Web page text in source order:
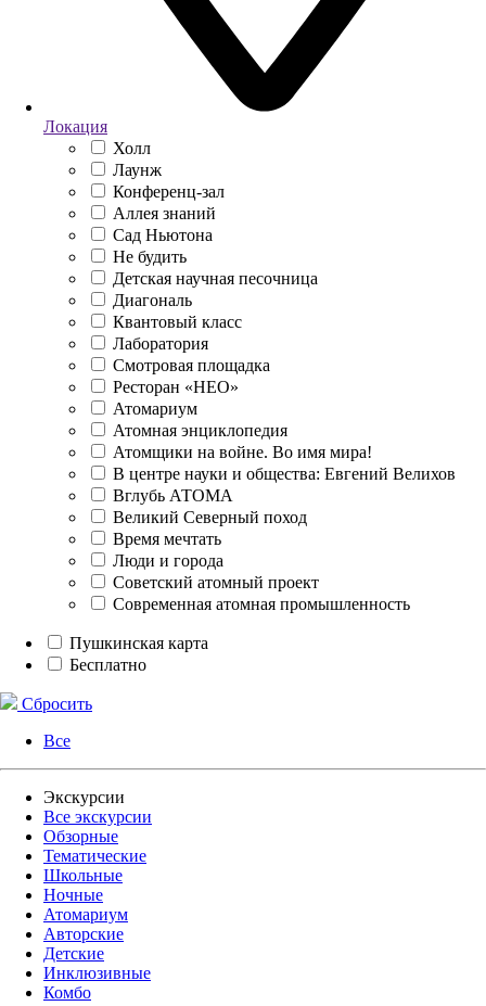
Локация
Холл
Лаунж
Конференц-зал
Аллея знаний
Сад Ньютона
Не будить
Детская научная песочница
Диагональ
Квантовый класс
Лаборатория
Смотровая площадка
Ресторан «НЕО»
Атомариум
Атомная энциклопедия
Атомщики на войне. Во имя мира!
В центре науки и общества: Евгений Велихов
Вглубь АТОМА
Великий Северный поход
Время мечтать
Люди и города
Советский атомный проект
Современная атомная промышленность
Пушкинская карта
Бесплатно
Сбросить
Все
Экскурсии
Все экскурсии
Обзорные
Тематические
Школьные
Ночные
Атомариум
Авторские
Детские
Инклюзивные
Комбо